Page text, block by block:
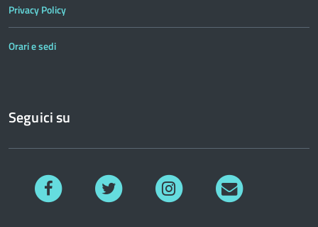
Privacy Policy
Orari e sedi
Seguici su
Facebook Instagram